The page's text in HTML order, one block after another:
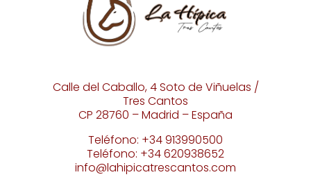
Calle del Caballo, 4 Soto de Viñuelas /
Tres Cantos
CP 28760 – Madrid – España
Teléfono: +34 913990500
Teléfono: +34 620938652
info@lahipicatrescantos.com